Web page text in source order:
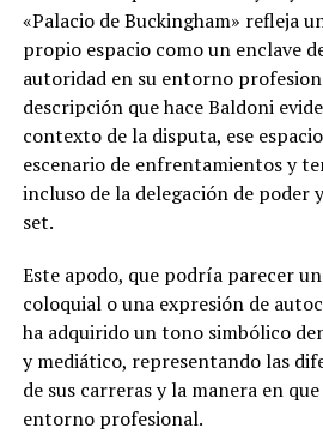
«Palacio de Buckingham» refleja
propio espacio como un enclave
autoridad en su entorno
descripción que hace Baldoni
contexto de la disputa, ese
escenario de enfrentamientos y
incluso de la delegación de poder
set.
Este apodo, que podría parecer
coloquial o una expresión de
ha adquirido un tono simbólico
y mediático, representando las
de sus carreras y la manera en
entorno profesional.